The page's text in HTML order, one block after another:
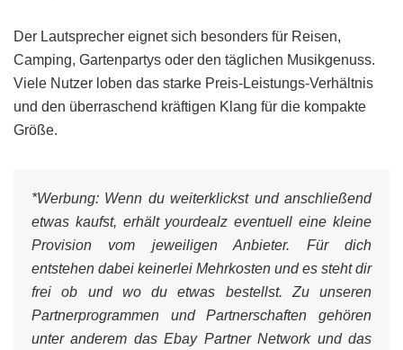
Der Lautsprecher eignet sich besonders für Reisen,
Camping, Gartenpartys oder den täglichen Musikgenuss.
Viele Nutzer loben das starke Preis-Leistungs-Verhältnis
und den überraschend kräftigen Klang für die kompakte
Größe.
*Werbung: Wenn du weiterklickst und anschließend
etwas kaufst, erhält yourdealz eventuell eine kleine
Provision vom jeweiligen Anbieter. Für dich
entstehen dabei keinerlei Mehrkosten und es steht dir
frei ob und wo du etwas bestellst. Zu unseren
Partnerprogrammen und Partnerschaften gehören
unter anderem das Ebay Partner Network und das